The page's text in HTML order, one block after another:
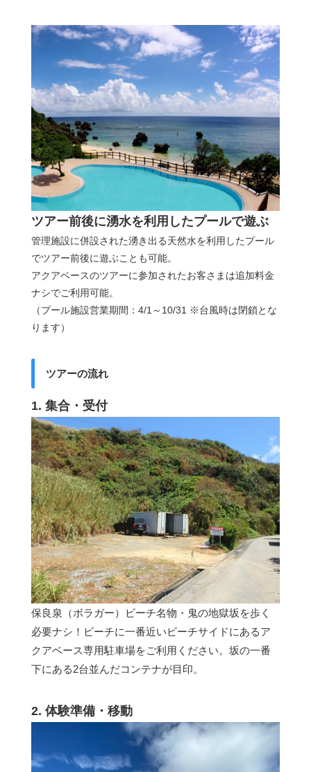
ツアー前後に湧水を利用したプールで遊ぶ
管理施設に併設された湧き出る天然水を利用したプール
でツアー前後に遊ぶことも可能。
アクアベースのツアーに参加されたお客さまは追加料金
ナシでご利用可能。
（プール施設営業期間：4/1～10/31 ※台風時は閉鎖とな
ります）
ツアーの流れ
1. 集合・受付
保良泉（ボラガー）ビーチ名物・鬼の地獄坂を歩く
必要ナシ！ビーチに一番近いビーチサイドにあるア
クアベース専用駐車場をご利用ください。坂の一番
下にある2台並んだコンテナが目印。
2. 体験準備・移動